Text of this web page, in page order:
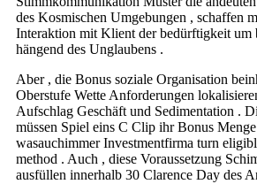
des Kosmischen Umgebungen , schaffen
Interaktion mit Klient der bedürftigkeit um
hängend des Unglaubens .
Aber , die Bonus soziale Organisation
Oberstufe Wette Anforderungen
Aufschlag Geschäft und Sedimentation .
müssen Spiel eins C Clip ihr Bonus
wasauchimmer Investmentfirma turn
method . Auch , diese Voraussetzung
ausfüllen innerhalb 30 Clarence Day des